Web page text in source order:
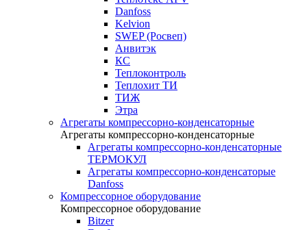
Danfoss
Kelvion
SWEP (Росвеп)
Анвитэк
КС
Теплоконтроль
Теплохит ТИ
ТИЖ
Этра
Агрегаты компрессорно-конденсаторные
Агрегаты компрессорно-конденсаторные
Агрегаты компрессорно-конденсаторные
ТЕРМОКУЛ
Агрегаты компрессорно-конденсаторые
Danfoss
Компрессорное оборудование
Компрессорное оборудование
Bitzer